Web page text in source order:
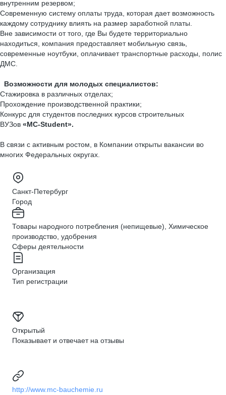
внутренним резервом;
Современную систему оплаты труда, которая дает возможность
каждому сотруднику влиять на размер заработной платы.
Вне зависимости от того, где Вы будете территориально
находиться, компания предоставляет мобильную связь,
современные ноутбуки, оплачивает транспортные расходы, полис
ДМС.
Возможности для молодых специалистов:
Стажировка в различных отделах;
Прохождение производственной практики;
Конкурс для студентов последних курсов строительных
ВУЗов «MC-Student».
В связи с активным ростом, в Компании открыты вакансии во
многих Федеральных округах.
Санкт-Петербург
Город
Товары народного потребления (непищевые), Химическое
производство, удобрения
Сферы деятельности
Организация
Тип регистрации
Открытый
Показывает и отвечает на отзывы
http://www.mc-bauchemie.ru